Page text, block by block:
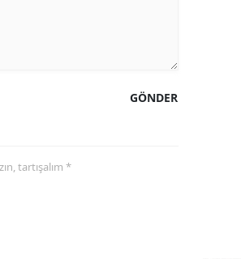
GÖNDER
tartışalım *